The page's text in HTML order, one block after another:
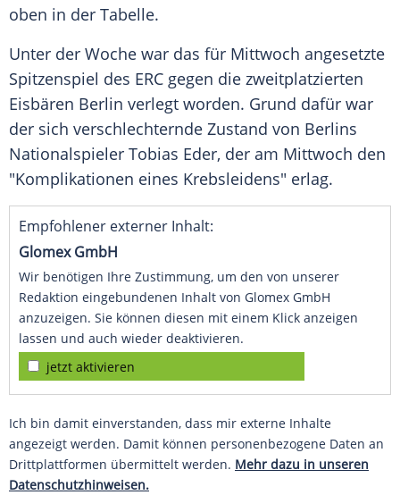
oben in der Tabelle.
Unter der Woche war das für Mittwoch angesetzte
Spitzenspiel des ERC gegen die zweitplatzierten
Eisbären Berlin verlegt worden. Grund dafür war
der sich verschlechternde Zustand von Berlins
Nationalspieler Tobias Eder, der am Mittwoch den
"Komplikationen eines Krebsleidens" erlag.
Empfohlener externer Inhalt:
Glomex GmbH
Wir benötigen Ihre Zustimmung, um den von unserer
Redaktion eingebundenen Inhalt von Glomex GmbH
anzuzeigen. Sie können diesen mit einem Klick anzeigen
lassen und auch wieder deaktivieren.
jetzt aktivieren
Ich bin damit einverstanden, dass mir externe Inhalte
angezeigt werden. Damit können personenbezogene Daten an
Drittplattformen übermittelt werden. Mehr dazu in unseren
Datenschutzhinweisen.